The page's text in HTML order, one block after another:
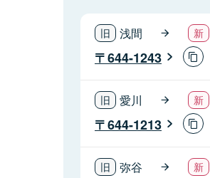
浅間
644-1243
愛川
644-1213
弥谷